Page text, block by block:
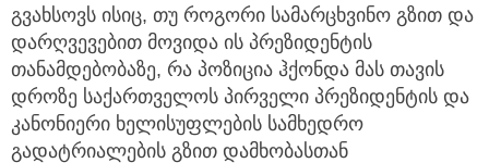
გვახსოვს ისიც, თუ როგორი სამარცხვინო გზით და
დარღვევებით მოვიდა ის პრეზიდენტის
თანამდებობაზე, რა პოზიცია ჰქონდა მას თავის
დროზე საქართველოს პირველი პრეზიდენტის და
კანონიერი ხელისუფლების სამხედრო
გადატრიალების გზით დამხობასთან